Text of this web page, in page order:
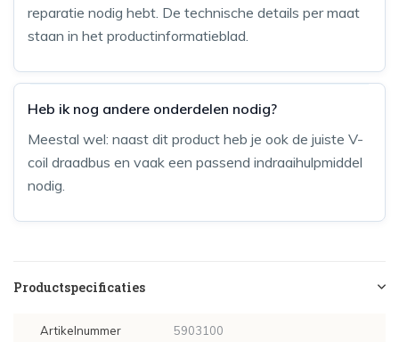
reparatie nodig hebt. De technische details per maat
staan in het productinformatieblad.
Heb ik nog andere onderdelen nodig?
Meestal wel: naast dit product heb je ook de juiste V-
coil draadbus en vaak een passend indraaihulpmiddel
nodig.
Productspecificaties
Artikelnummer 5903100